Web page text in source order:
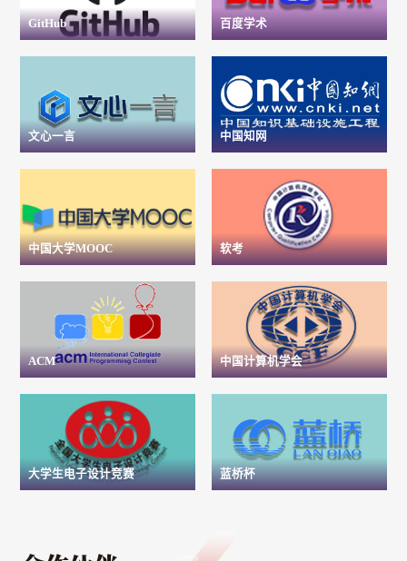
GitHub 百度学术
文心一言 中国知网
中国大学MOOC 软考
ACM 中国计算机学会
大学生电子设计竞赛 蓝桥杯